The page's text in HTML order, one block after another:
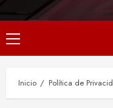
Menú
principal
Inicio Política de